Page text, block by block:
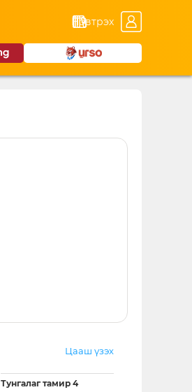
Нэвтрэх
Цааш үзэх
Тунгалаг тамир 4